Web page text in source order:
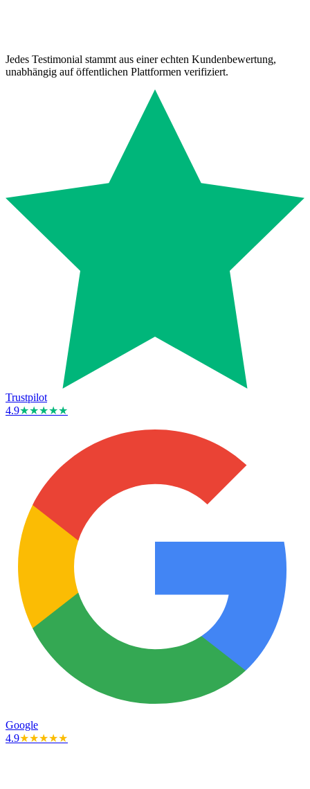
Jedes Testimonial stammt aus einer echten Kundenbewertung,
unabhängig auf öffentlichen Plattformen verifiziert.
Trustpilot
4.9★★★★★
Google
4.9★★★★★